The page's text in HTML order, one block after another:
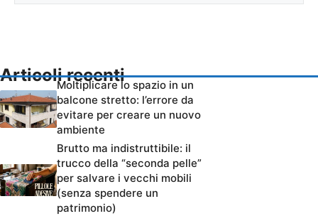
Articoli recenti
Moltiplicare lo spazio in un
balcone stretto: l’errore da
evitare per creare un nuovo
ambiente
Brutto ma indistruttibile: il
trucco della “seconda pelle”
per salvare i vecchi mobili
(senza spendere un
patrimonio)